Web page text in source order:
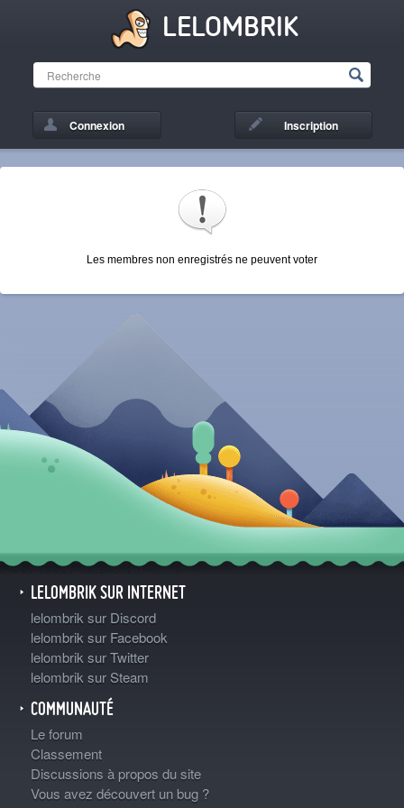
LELOMBRIK
Connexion Inscription
Les membres non enregistrés ne peuvent voter
LELOMBRIK SUR INTERNET
lelombrik sur Discord
lelombrik sur Facebook
lelombrik sur Twitter
lelombrik sur Steam
COMMUNAUTÉ
Le forum
Classement
Discussions à propos du site
Vous avez découvert un bug ?